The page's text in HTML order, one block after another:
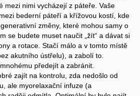
mezi nimi vycházejí z páteře. Vaše
bederní páteří a křížovou kostí, kde
změny, které mohou samy o
se budete muset naučit „žít“ a dávat si
a rotace. Stačí málo a v tomto místě
akutního ústřelu), a zabolí to.
předejít a zabránit.
zajít na kontrolu, zda nedošlo od
ale myorelaxační infuze (a